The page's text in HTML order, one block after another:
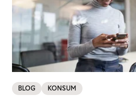
BLOG KONSUM